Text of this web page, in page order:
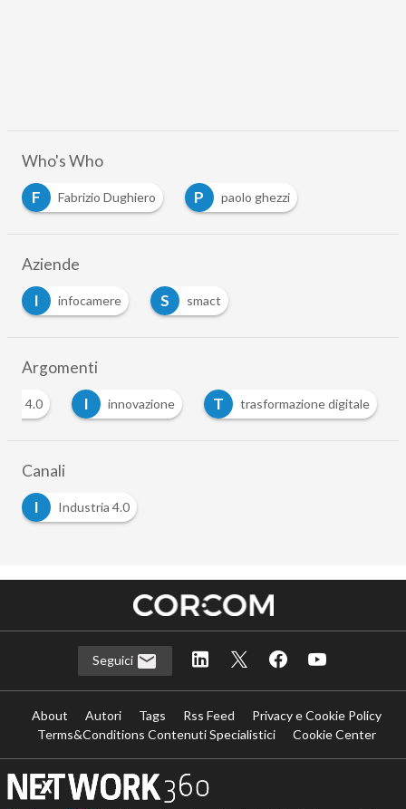
Who's Who
F
Fabrizio Dughiero P paolo ghezzi
Aziende
I
infocamere S smact
Argomenti
4.0 I innovazione T trasformazione digitale
Canali
I
Industria 4.0
Seguici
About Autori Tags Rss Feed
Privacy e Cookie Policy
Terms&Conditions Contenuti Specialistici
Cookie Center